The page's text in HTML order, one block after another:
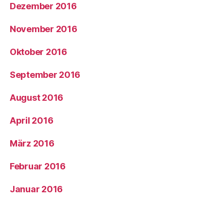
Dezember 2016
November 2016
Oktober 2016
September 2016
August 2016
April 2016
März 2016
Februar 2016
Januar 2016